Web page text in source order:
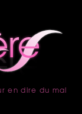
en dire du mal